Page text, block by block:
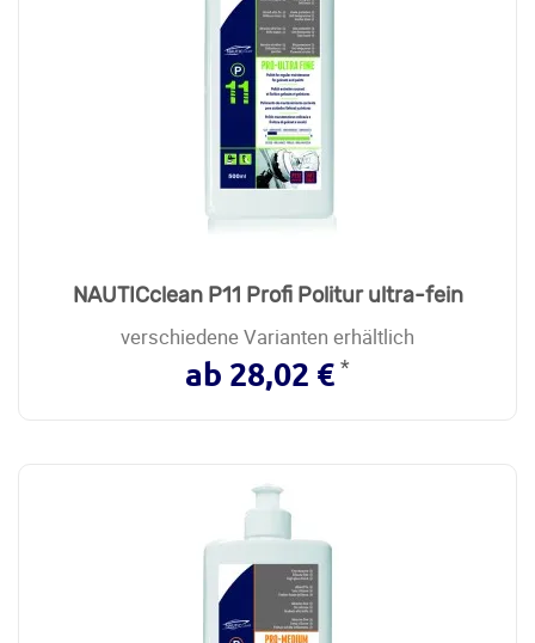
NAUTICclean P11 Profi Politur ultra-fein
verschiedene Varianten erhältlich
ab 28,02 € *